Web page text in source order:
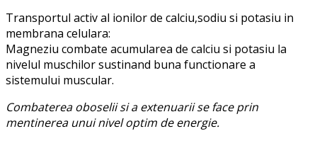
Transportul activ al ionilor de calciu,sodiu si potasiu in
membrana celulara:
Magneziu combate acumularea de calciu si potasiu la
nivelul muschilor sustinand buna functionare a
sistemului muscular.
Combaterea oboselii si a extenuarii se face prin
mentinerea unui nivel optim de energie.